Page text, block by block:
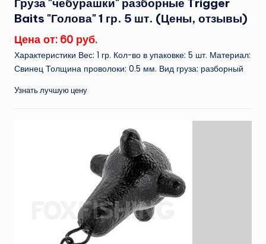
Груза "чебурашки" разборные Trigger
Baits "Голова" 1 гр. 5 шт. (Цены, отзывы)
Цена от: 60 руб.
Характеристики Вес: 1 гр. Кол-во в упаковке: 5 шт. Материал:
Свинец Толщина проволоки: 0.5 мм. Вид груза: разборный
Узнать лучшую цену